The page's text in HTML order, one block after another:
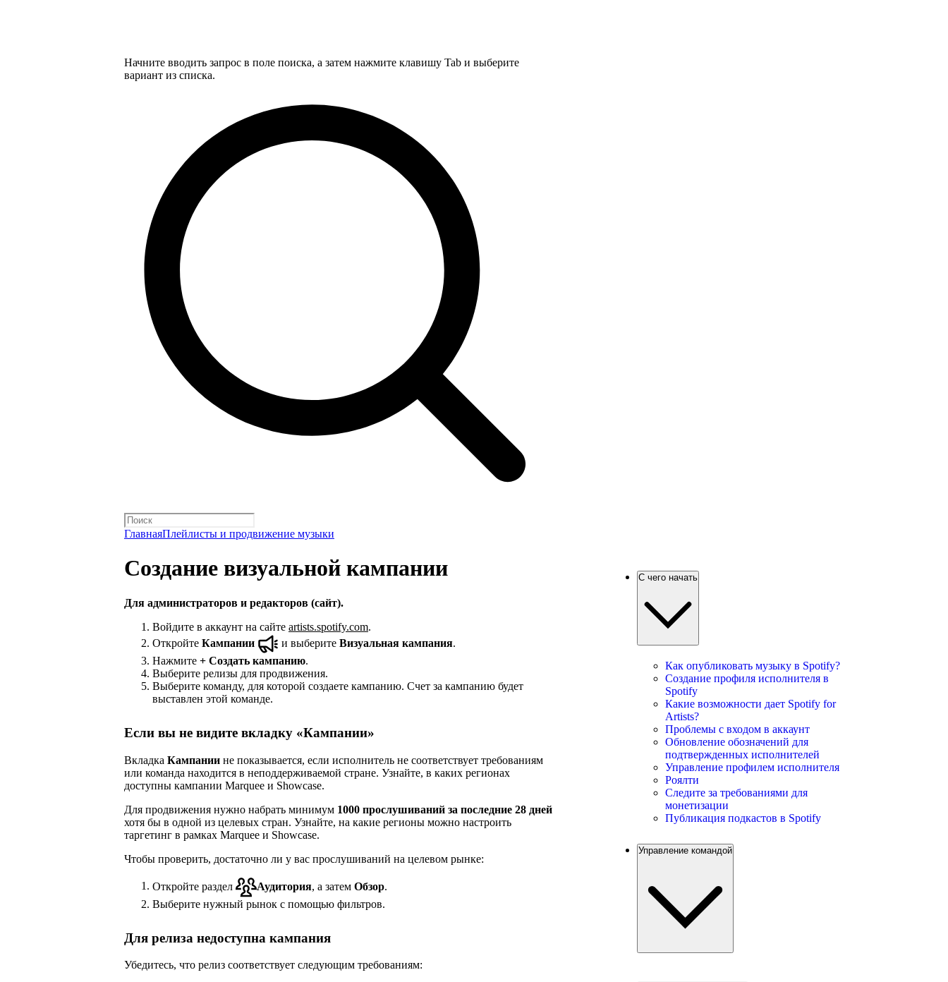
Начните вводить запрос в поле поиска, а затем нажмите клавишу Tab и выберите
вариант из списка.
ГлавнаяПлейлисты и продвижение музыки
Создание визуальной кампании
Для администраторов и редакторов (сайт).
Войдите в аккаунт на сайте artists.spotify.com.
Откройте Кампании и выберите Визуальная кампания.
Нажмите + Создать кампанию.
Выберите релизы для продвижения.
Выберите команду, для которой создаете кампанию. Счет за кампанию будет
выставлен этой команде.
Если вы не видите вкладку «Кампании»
Вкладка Кампании не показывается, если исполнитель не соответствует требованиям
или команда находится в неподдерживаемой стране. Узнайте, в каких регионах
доступны кампании Marquee и Showcase.
Для продвижения нужно набрать минимум 1000 прослушиваний за последние 28 дней
хотя бы в одной из целевых стран. Узнайте, на какие регионы можно настроить
таргетинг в рамках Marquee и Showcase.
Чтобы проверить, достаточно ли у вас прослушиваний на целевом рынке:
Откройте раздел Аудитория , а затем Обзор
Выберите нужный рынок с помощью фильтров.
Для релиза недоступна кампания
Убедитесь, что релиз соответствует следующим требованиям:
С чего начать
Как опубликовать музыку в Spotify?
Создание профиля исполнителя в
Spotify
Какие возможности дает Spotify for
Artists?
Проблемы с входом в аккаунт
Обновление обозначений для
подтвержденных исполнителей
Управление профилем исполнителя
Роялти
Следите за требованиями для
монетизации
Публикация подкастов в Spotify
Управление командой